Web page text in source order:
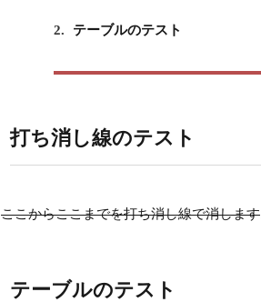
2. テーブルのテスト
打ち消し線のテスト
ここからここまでを打ち消し線で消します
テーブルのテスト